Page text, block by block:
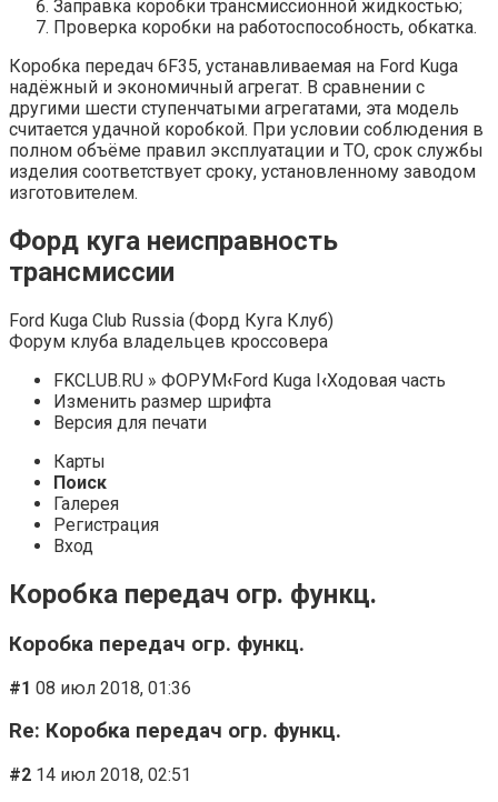
Заправка коробки трансмиссионной жидкостью;
Проверка коробки на работоспособность, обкатка.
Коробка передач 6F35, устанавливаемая на Ford Kuga
надёжный и экономичный агрегат. В сравнении с
другими шести ступенчатыми агрегатами, эта модель
считается удачной коробкой. При условии соблюдения в
полном объёме правил эксплуатации и ТО, срок службы
изделия соответствует сроку, установленному заводом
изготовителем.
Форд куга неисправность
трансмиссии
Ford Kuga Club Russia (Форд Куга Клуб)
Форум клуба владельцев кроссовера
FKCLUB.RU » ФОРУМ‹Ford Kuga I‹Ходовая часть
Изменить размер шрифта
Версия для печати
Карты
Поиск
Галерея
Регистрация
Вход
Коробка передач огр. функц.
Коробка передач огр. функц.
#1 08 июл 2018, 01:36
Re: Коробка передач огр. функц.
#2 14 июл 2018, 02:51